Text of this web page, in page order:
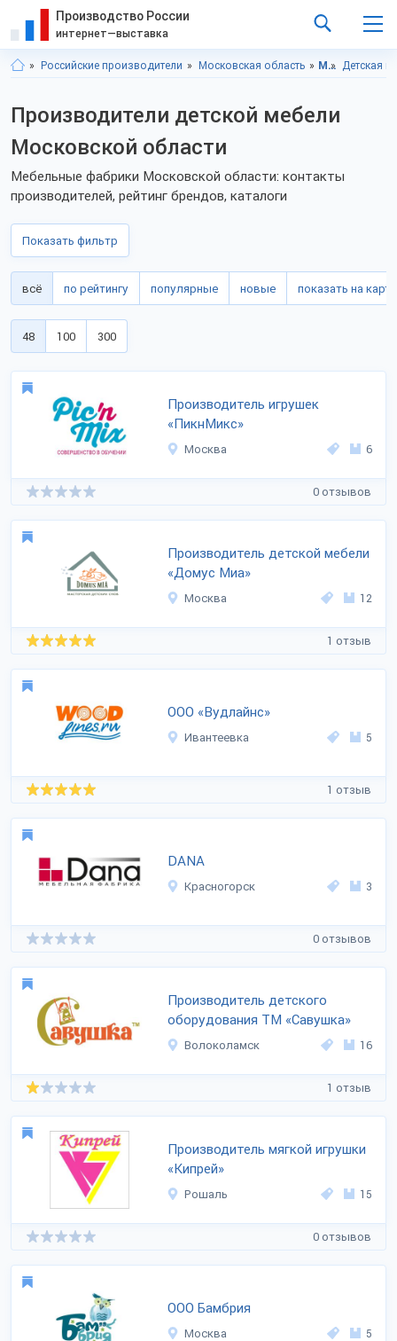
Производство России
интернет—выставка
Российские производители Московская область Мебель Детская
Производители детской мебели
Московской области
Мебельные фабрики Московской области: контакты
производителей, рейтинг брендов, каталоги
Показать фильтр
всё по рейтингу популярные новые показать на карте
48 100 300
Производитель игрушек
«ПикнМикс»
Москва 6
0 отзывов
Производитель детской мебели
«Домус Миа»
Москва 12
1 отзыв
ООО «Вудлайнс»
Ивантеевка 5
1 отзыв
DANA
Красногорск 3
0 отзывов
Производитель детского
оборудования ТМ «Савушка»
Волоколамск 16
1 отзыв
Производитель мягкой игрушки
«Кипрей»
Рошаль 15
0 отзывов
ООО Бамбрия
Москва 5